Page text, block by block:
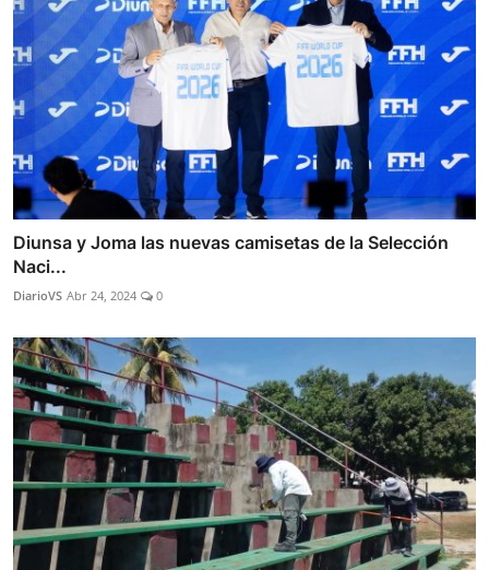
Diunsa y Joma las nuevas camisetas de la Selección
Naci...
DiarioVS Abr 24, 2024 0